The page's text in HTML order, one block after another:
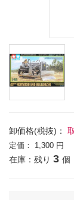
卸価格(税抜)：
定価： 1,300 円
在庫：残り 3 個